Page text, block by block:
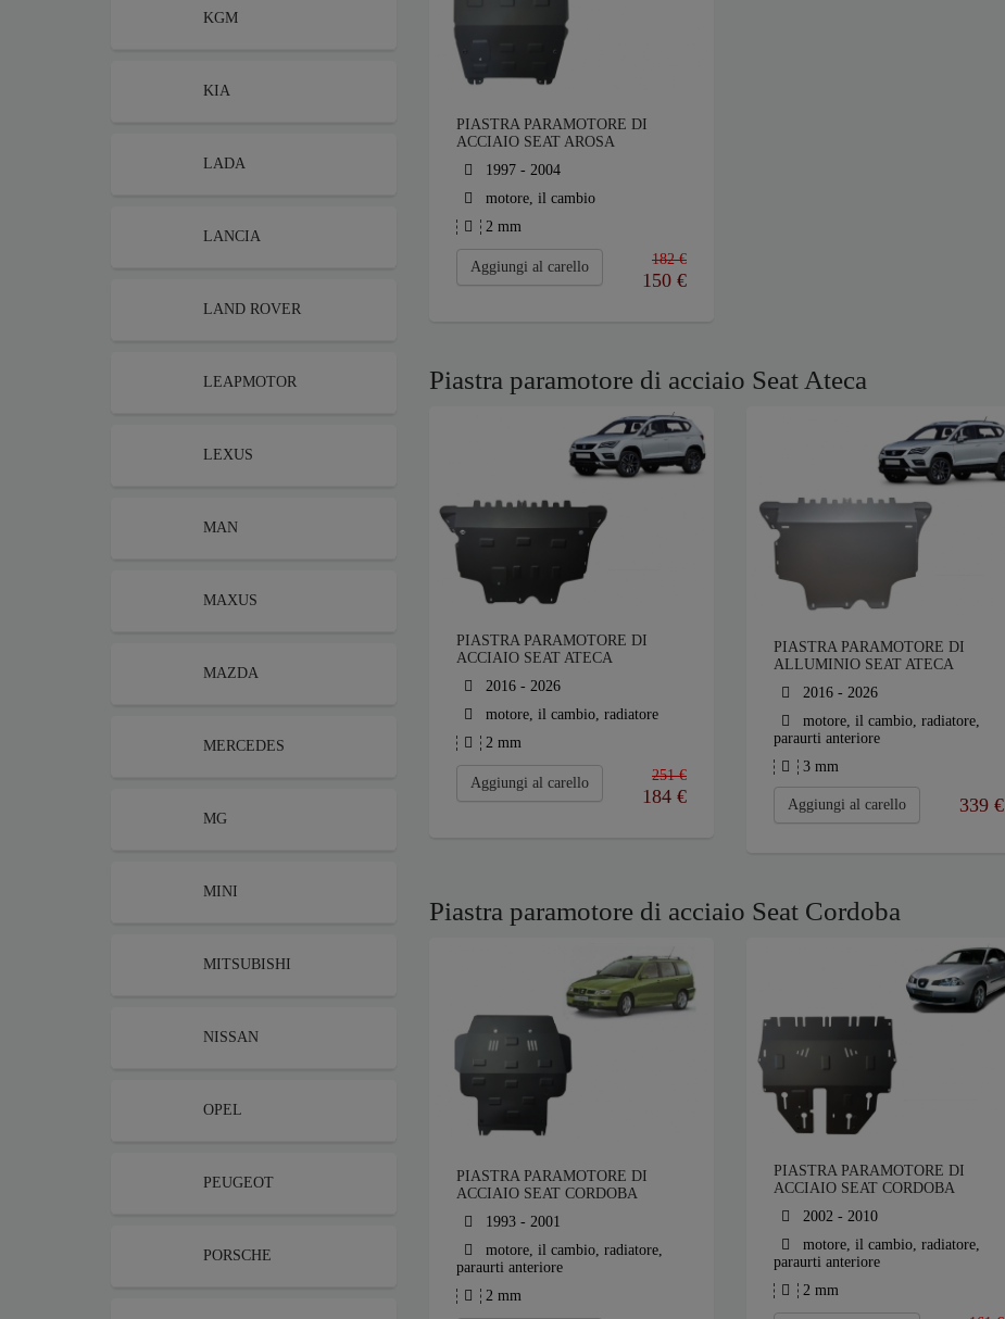
KGM
KIA
LADA
LANCIA
LAND ROVER
LEAPMOTOR
LEXUS
MAN
MAXUS
MAZDA
MERCEDES
MG
MINI
MITSUBISHI
NISSAN
OPEL
PEUGEOT
PORSCHE
PIASTRA PARAMOTORE DI
ACCIAIO SEAT AROSA
1997 - 2004
motore, il cambio
2 mm
Aggiungi al carello 182 €
150€
Piastra paramotore di acciaio Seat Ateca
PIASTRA PARAMOTORE DI
ACCIAIO SEAT ATECA
2016 - 2026
motore, il cambio, radiatore
2 mm
Aggiungi al carello 251 €
184€
PIASTRA PARAMOTORE DI
ALLUMINIO SEAT ATECA
2016 - 2026
motore, il cambio, radiatore,
paraurti anteriore
3 mm
Aggiungi al carello 339 €
Piastra paramotore di acciaio Seat Cordoba
PIASTRA PARAMOTORE DI
ACCIAIO SEAT CORDOBA
1993 - 2001
motore, il cambio, radiatore,
paraurti anteriore
2 mm
PIASTRA PARAMOTORE DI
ACCIAIO SEAT CORDOBA
2002 - 2010
motore, il cambio, radiatore,
paraurti anteriore
2 mm